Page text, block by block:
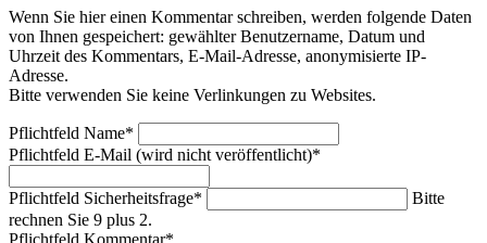
Wenn Sie hier einen Kommentar schreiben, werden folgende Daten
von Ihnen gespeichert: gewählter Benutzername, Datum und
Uhrzeit des Kommentars, E-Mail-Adresse, anonymisierte IP-
Adresse.
Bitte verwenden Sie keine Verlinkungen zu Websites.
Pflichtfeld Name*
Pflichtfeld E-Mail (wird nicht veröffentlicht)*
Pflichtfeld Sicherheitsfrage*
Bitte
rechnen Sie 9 plus 2.
Pflichtfeld Kommentar*